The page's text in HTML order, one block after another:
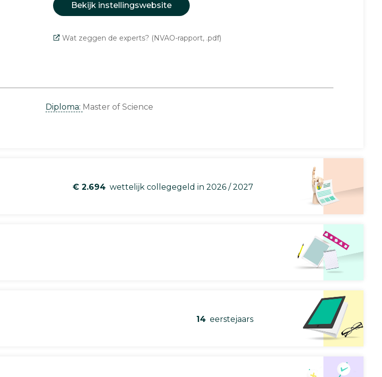
Bekijk instellingswebsite
Wat zeggen de experts? (NVAO-rapport, .pdf)
Diploma: Master of Science
€ 2.694 wettelijk collegegeld in 2026 / 2027
14 eerstejaars